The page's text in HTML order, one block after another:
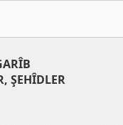
ŞEHÎDLER